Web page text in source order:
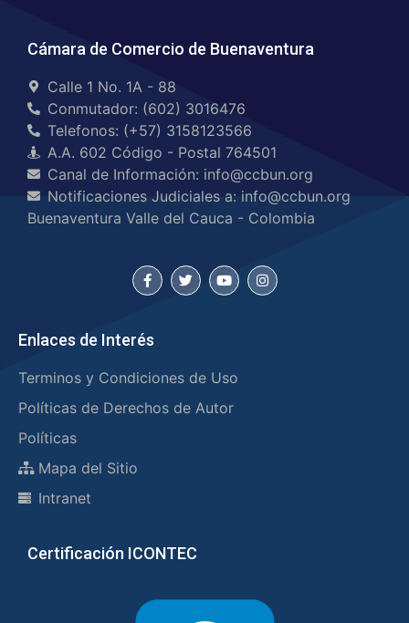
Certificación ICONTEC
Enlaces de Interés
Terminos y Condiciones de Uso
Políticas de Derechos de Autor
Políticas
Mapa del Sitio
Intranet
Cámara de Comercio de Buenaventura
Calle 1 No. 1A - 88
Conmutador: (602) 3016476
Telefonos: (+57) 3158123566
A.A. 602 Código - Postal 764501
Canal de Información: info@ccbun.org
Notificaciones Judiciales a: info@ccbun.org
Buenaventura Valle del Cauca - Colombia